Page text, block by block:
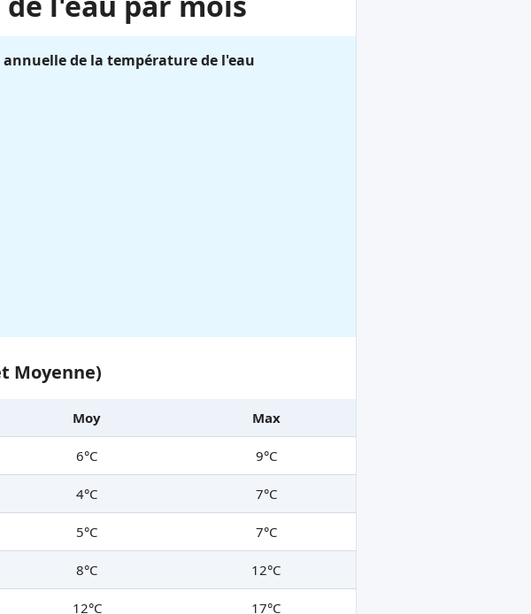
annuelle de la température de l'eau
Moyenne)
Moy Max
6°C 9°C
4°C 7°C
5°C 7°C
8°C 12°C
12°C 17°C